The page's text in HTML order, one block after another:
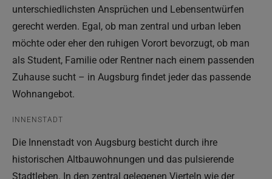
unterschiedlichsten Ansprüchen und Lebensentwürfen
gerecht werden. Egal, ob man zentral und urban leben
möchte oder eher den ruhigen Vorort bevorzugt, ob man
als Student, Familie oder Rentner nach einem passenden
Zuhause sucht – in Augsburg findet jeder das passende
Wohnangebot.
INNENSTADT
Die Innenstadt von Augsburg besticht durch ihre
historischen Altbauwohnungen und das pulsierende
Stadtleben. In den zentral gelegenen Vierteln wie der